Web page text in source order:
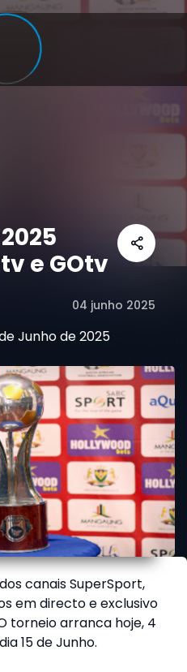
e GOtv
04 junho 2025
Junho de 2025
canais SuperSport,
em directo e exclusivo
torneio arranca hoje, 4
15 de Junho.